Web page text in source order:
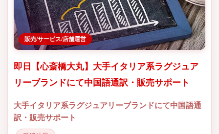
販売/サービス/店舗運営
即日【心斎橋大丸】大手イタリア系ラグジュア
リーブランドにて中国語通訳・販売サポート
大手イタリア系ラグジュアリーブランドにて中国語通
訳・販売サポート